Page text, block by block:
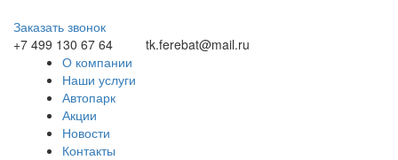
Заказать звонок
+7 499 130 67 64
tk.ferebat@mail.ru
О компании
Наши услуги
Автопарк
Акции
Новости
Контакты